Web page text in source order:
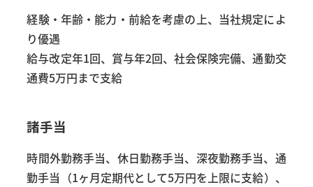
経験・年齢・能力・前給を考慮の上、当社規定によ
り優遇
給与改定年1回、賞与年2回、社会保険完備、通勤交
通費5万円まで支給
諸手当
時間外勤務手当、休日勤務手当、深夜勤務手当、通
勤手当（1ヶ月定期代として5万円を上限に支給）、